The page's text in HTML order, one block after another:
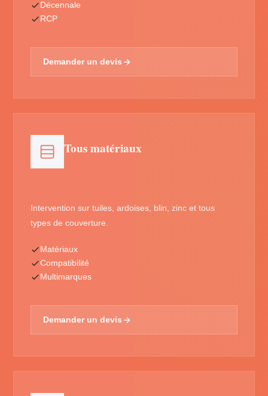
Décennale
RCP
Demander un devis
Tous matériaux
Intervention sur tuiles, ardoises, blin, zinc et tous
types de couverture.
Matériaux
Compatibilité
Multimarques
Demander un devis